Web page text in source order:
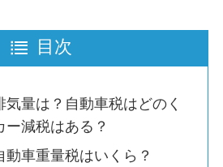
目次
気量は？自動車税はどのく
ー減税はある？
動車重量税はいくら？